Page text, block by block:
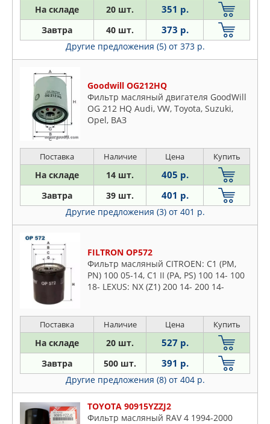
На складе 20 шт. 351 р.
Завтра 40 шт. 373 р.
Другие предложения (5) от 373 р.
Goodwill OG212HQ
Фильтр масляный двигателя GoodWill
OG 212 HQ Audi, VW, Toyota, Suzuki,
Opel, ВАЗ
Поставка Наличие Цена Купить
На складе 14 шт. 405 р.
Завтра 39 шт. 401 р.
Другие предложения (3) от 401 р.
FILTRON OP572
Фильтр масляный CITROEN: C1 (PM,
PN) 100 05-14, C1 II (PA, PS) 100 14- 100
18- LEXUS: NX (Z1) 200 14- 200 14-
Поставка Наличие Цена Купить
На складе 20 шт. 527 р.
Завтра 500 шт. 391 р.
Другие предложения (8) от 404 р.
TOYOTA 90915YZZJ2
Фильтр масляный RAV 4 1994-2000